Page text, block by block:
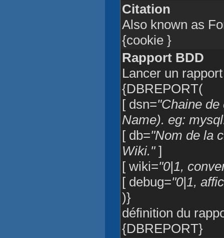
Citation
Also known as
{cookie }
Rapport BDD
Lancer un
{DBREPORT(
[ dsn="Chaine
Name). eg:
[ db="Nom de la
Wiki."]
[ wiki="0|1,
[ debug="0|1,
)}
définition du
{DBREPORT}